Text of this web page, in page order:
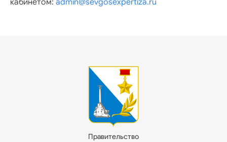
кабинетом: admin@sevgosexpertiza.ru
Правительство